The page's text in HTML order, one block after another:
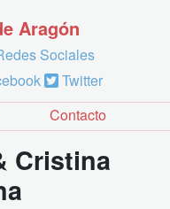
Aragón
Sociales
Twitter
Contacto
Cristina